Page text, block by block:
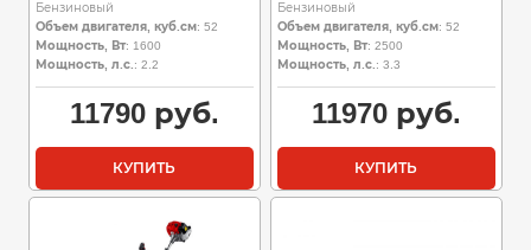
Бензиновый
Объем двигателя, куб.см: 52
Мощность, Вт: 1600
Мощность, л.с.: 2.2
11790руб.
КУПИТЬ
Бензиновый
Объем двигателя, куб.см: 52
Мощность, Вт: 2500
Мощность, л.с.: 3.3
11970руб.
КУПИТЬ